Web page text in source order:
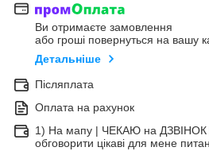
Ви отримаєте замовлення
або гроші повернуться на вашу
Детальніше
Післяплата
Оплата на рахунок
1) На мапу | ЧЕКАЮ на ДЗВІНОК |
обговорити цікаві для мене